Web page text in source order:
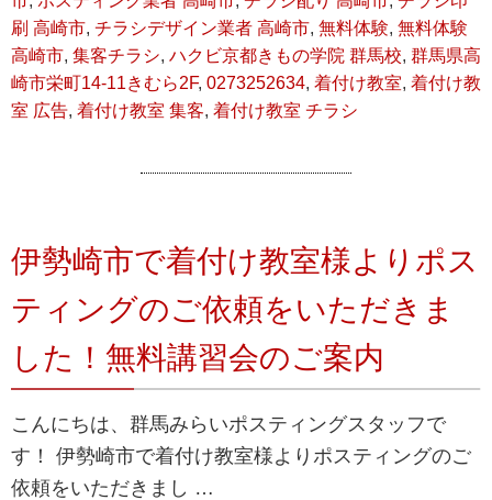
刷 高崎市, チラシデザイン業者 高崎市, 無料体験, 無料体験
高崎市, 集客チラシ, ハクビ京都きもの学院 群馬校, 群馬県高
崎市栄町14-11きむら2F, 0273252634, 着付け教室, 着付け教
室 広告, 着付け教室 集客, 着付け教室 チラシ
伊勢崎市で着付け教室様よりポス
ティングのご依頼をいただきま
した！無料講習会のご案内
こんにちは、群馬みらいポスティングスタッフで
す！ 伊勢崎市で着付け教室様よりポスティングのご
依頼をいただきまし …